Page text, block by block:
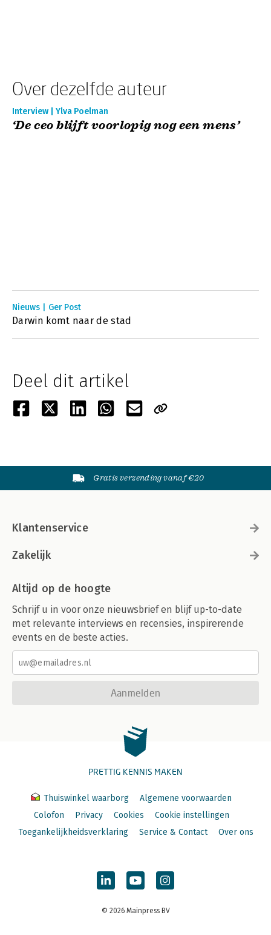
Over dezelfde auteur
Interview | Ylva Poelman
‘De ceo blijft voorlopig nog een mens’
Nieuws | Ger Post
Darwin komt naar de stad
Deel dit artikel
Gratis verzending vanaf €20
Klantenservice
Zakelijk
Altijd op de hoogte
Schrijf u in voor onze nieuwsbrief en blijf up-to-date
met relevante interviews en recensies, inspirerende
events en de beste acties.
Aanmelden
PRETTIG KENNIS MAKEN
Thuiswinkel waarborg
Algemene voorwaarden
Colofon
Privacy Cookies
Cookie instellingen
Toegankelijkheidsverklaring
Service & Contact Over ons
© 2026 Mainpress BV